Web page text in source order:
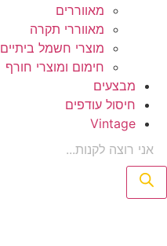
מאווררים
מאווררי תקרה
מוצרי חשמל ביתיים
חימום ומוצרי חורף
מבצעים
חיסול עודפים
Vintage
search